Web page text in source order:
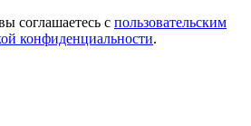
соглашаетесь с пользовательским
конфиденциальности.